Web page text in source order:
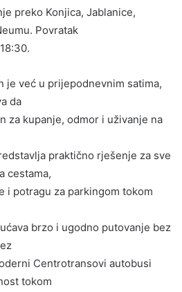
preko Konjica, Jablanice,
Povratak
je već u prijepodnevnim satima,
da
za kupanje, odmor i uživanje na
praktično rješenje za sve
cestama,
i potragu za parkingom tokom
brzo i ugodno putovanje bez
Centrotransovi autobusi
tokom